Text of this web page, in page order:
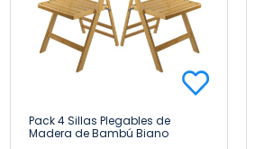
Pack 4 Sillas Plegables de
Madera de Bambú Biano